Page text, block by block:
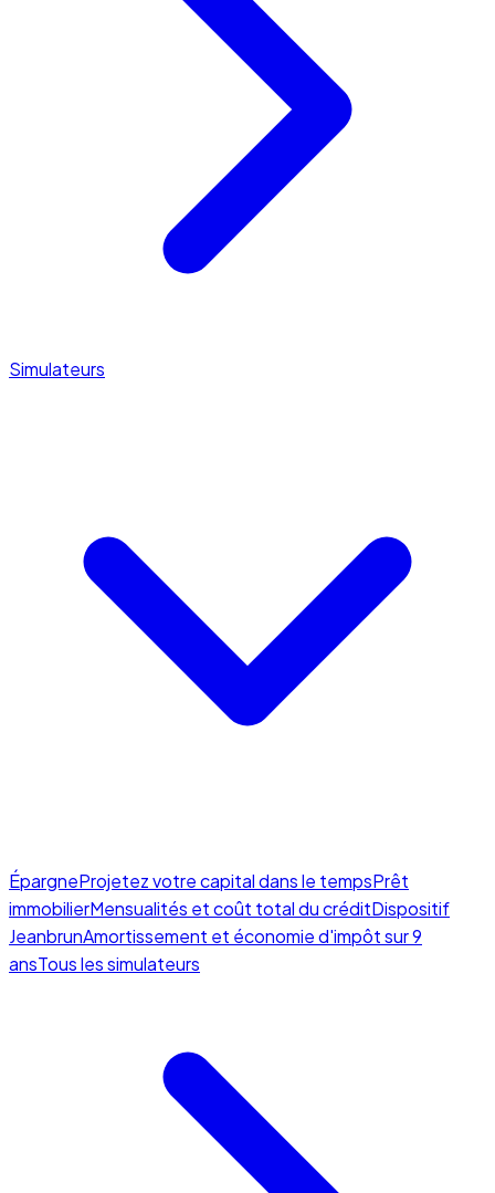
Simulateurs
ÉpargneProjetez votre capital dans le tempsPrêt
immobilierMensualités et coût total du créditDispositif
JeanbrunAmortissement et économie d'impôt sur 9
ansTous les simulateurs